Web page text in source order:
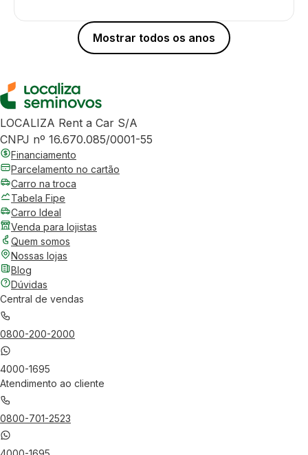
Mostrar todos os anos
LOCALIZA Rent a Car S/A
CNPJ nº 16.670.085/0001-55
Financiamento
Parcelamento no cartão
Carro na troca
Tabela Fipe
Carro Ideal
Venda para lojistas
Quem somos
Nossas lojas
Blog
Dúvidas
Central de vendas
0800-200-2000
4000-1695
Atendimento ao cliente
0800-701-2523